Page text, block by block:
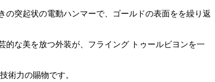
突起状の電動ハンマーで、ゴールドの表面をを繰り返
な美を放つ外装が、フライング トゥールビヨンを一
術力の賜物です。